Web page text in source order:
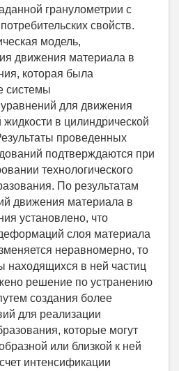
гранулометрии с
свойств.
модель,
движения материала в
которая была
системы
для движения
в цилиндрической
проведенных
подтверждаются при
технологического
По результатам
движения материала в
установлено, что
слоя материала
неравномерно, то
находящихся в ней частиц
решение по устранению
создания более
для реализации
которые могут
или близкой к ней
интенсификации